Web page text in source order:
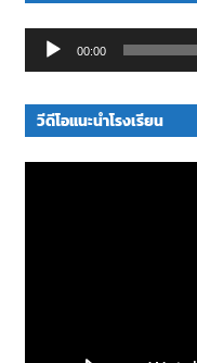
Audio
Player
00:00
วีดีโอแนะนำโรงเรียน